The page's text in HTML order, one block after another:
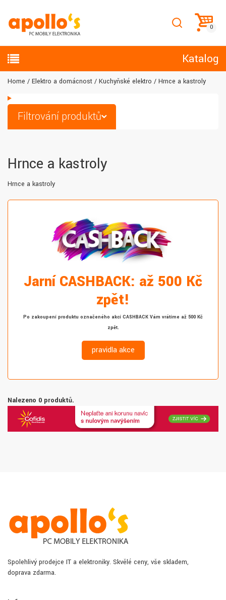
Katalog
Home Elektro a domácnost Kuchyňské elektro Hrnce a kastroly
Filtrování produktů
Hrnce a kastroly
Hrnce a kastroly
Jarní CASHBACK: až 500 Kč
zpět!
Po zakoupení produktu označeného akcí CASHBACK Vám vrátíme až 500 Kč
zpět.
pravidla akce
Nalezeno 0 produktů.
Spolehlivý prodejce IT a elektroniky. Skvělé ceny, vše skladem,
doprava zdarma.